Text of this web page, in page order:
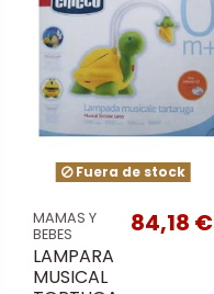
Fuera de stock
MAMAS Y
BEBES
LAMPARA
MUSICAL
84,18 €